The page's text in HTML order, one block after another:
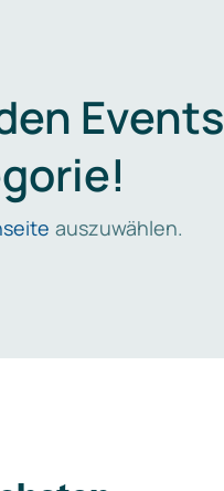
Events
auszuwählen.